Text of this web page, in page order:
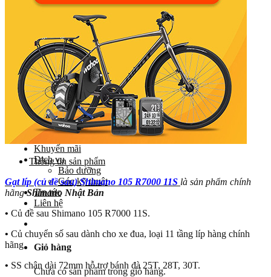
Cổ phuộc
Phuộc (Giảm xóc)
HỆ THỐNG PHANH
Bộ phanh / Cụm phanh
Tay phanh / Dây
Má phanh
Đĩa phanh
Phụ kiện phanh
PHỤ TÙNG KHÁC…
Yên
Cọc yên
Ổ bi
Phụ tùng khác
Khuyến mãi
Dịch vụ
Bảo dưỡng
Góc kỹ thuật
Tin tức
Liên hệ
Giỏ hàng
Chưa có sản phẩm trong giỏ hàng.
Thông tin sản phẩm
Gạt líp (củ đề sau) Shimano 105 R7000 11S là sản phẩm chính
hãngShimano Nhật Bản
• Củ đề sau Shimano 105 R7000 11S.
• Củ chuyển số sau dành cho xe đua, loại 11 tầng líp hàng chính
hãng.
• SS chân dài 72mm hỗ trợ bánh đà 25T, 28T, 30T.